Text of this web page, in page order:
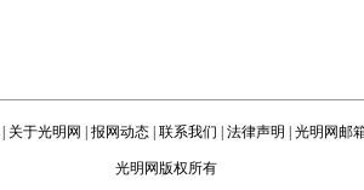
关于光明网 报网动态 联系我们 法律声明 光明网邮
光明网版权所有